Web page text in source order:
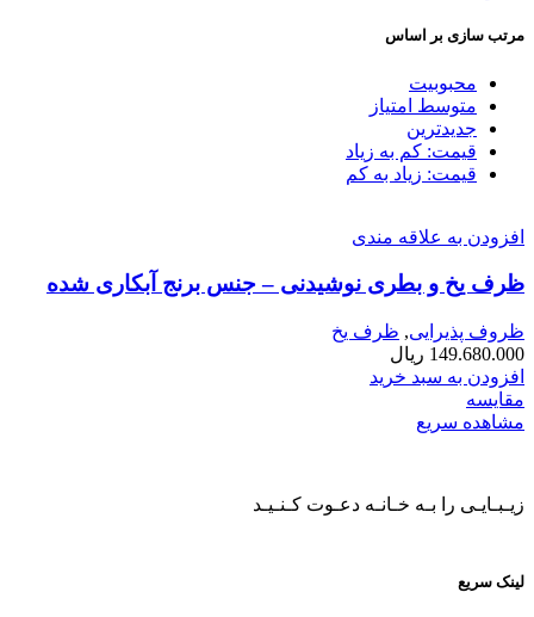
مرتب سازی بر اساس
محبوبیت
متوسط امتیاز
جدیدترین
قیمت: کم به زیاد
قیمت: زیاد به کم
افزودن به علاقه مندی
ظرف یخ و بطری نوشیدنی – جنس برنج آبکاری شده
ظروف پذیرایی, ظرف یخ
149.680.000 ریال
افزودن به سبد خرید
مقایسه
مشاهده سریع
زیـبـایـی را بـه خـانـه دعـوت کـنـیـد
لینک سریع